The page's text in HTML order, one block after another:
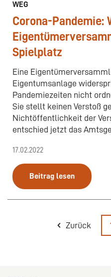
WEG
Corona-Pandemie:
Spielplatz
Eine
Eigentumsanlage
Pandemiezeiten nicht
Sie stellt keinen Verstoß
Nichtöffentlichkeit der
entschied jetzt das
17.02.2022
Beitrag lesen
Zurück